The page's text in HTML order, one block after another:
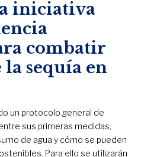
iniciativa
combatir
la sequía en
un protocolo general de
sus primeras medidas,
de agua y cómo se pueden
Para ello se utilizarán